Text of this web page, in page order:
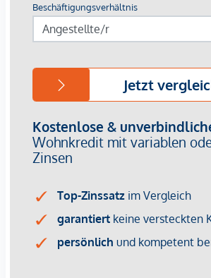
Kaufvertragshonorar: 1,2% des
Barauslagen I Kaufvertragserstellung
Bei ernsthaftem Interesse stellen wir
selbstverständlich gerne weitere
darunter beispielsweise:
Grundbuchsauszug
Protokolle von